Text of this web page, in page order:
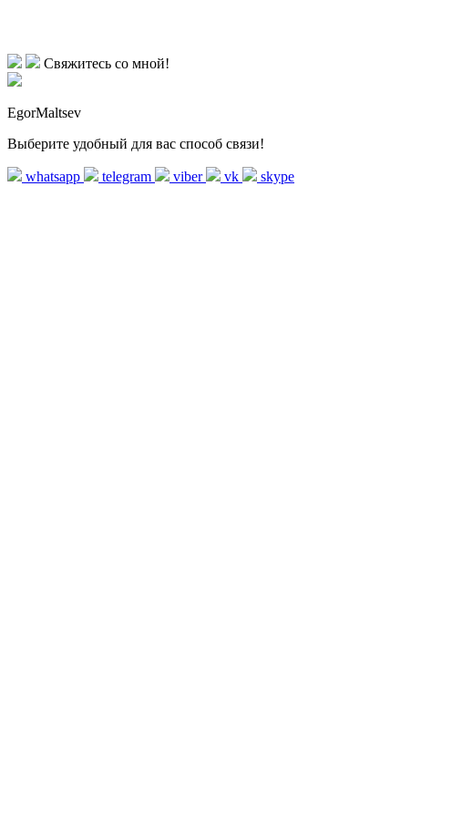
Свяжитесь со мной!
EgorMaltsev
Выберите удобный для вас способ связи!
whatsapp telegram viber vk skype